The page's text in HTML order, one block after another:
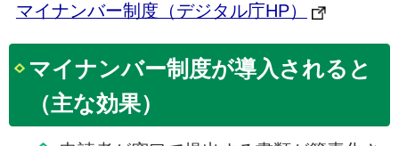
マイナンバー制度（デジタル庁HP）
マイナンバー制度が導入されると
（主な効果）